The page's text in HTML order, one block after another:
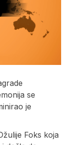
se
je
Foks koja